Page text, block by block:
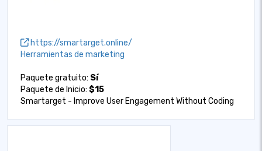
https://smartarget.online/
Herramientas de marketing
Paquete gratuito: Sí
Paquete de Inicio: $15
Smartarget - Improve User Engagement Without Coding